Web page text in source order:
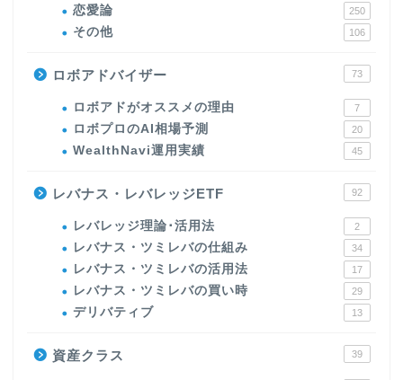
恋愛論 250
その他 106
ロボアドバイザー 73
ロボアドがオススメの理由 7
ロボプロのAI相場予測 20
WealthNavi運用実績 45
レバナス・レバレッジETF 92
レバレッジ理論･活用法 2
レバナス・ツミレバの仕組み 34
レバナス・ツミレバの活用法 17
レバナス・ツミレバの買い時 29
デリバティブ 13
資産クラス 39